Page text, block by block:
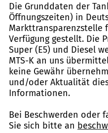
Die Grunddaten der
Öffnungszeiten) in
Markttransparenzstelle
Verfügung gestellt. Die
Super (E5) und Diesel
MTS-K an uns
keine Gewähr
und/oder Aktualität
Informationen.
Bei Beschwerden oder
Sie sich bitte an